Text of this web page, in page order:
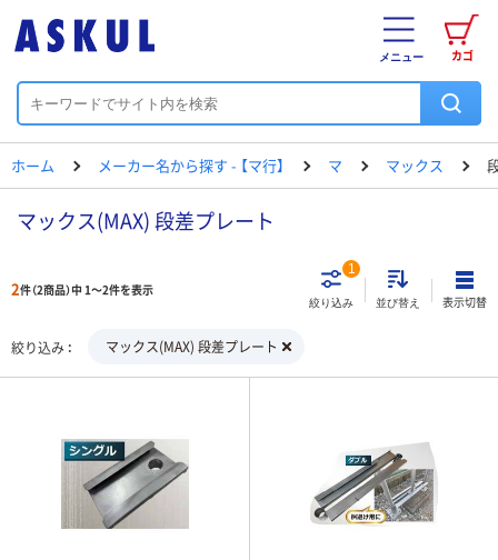
カゴ
メニュー
ホーム メーカー名から探す - 【マ行】 マ マックス
マックス(MAX) 段差プレート
2件（2商品）中 1～2件を表示
絞り込み
1
並び替え 表示切替
絞り込み マックス(MAX) 段差プレート